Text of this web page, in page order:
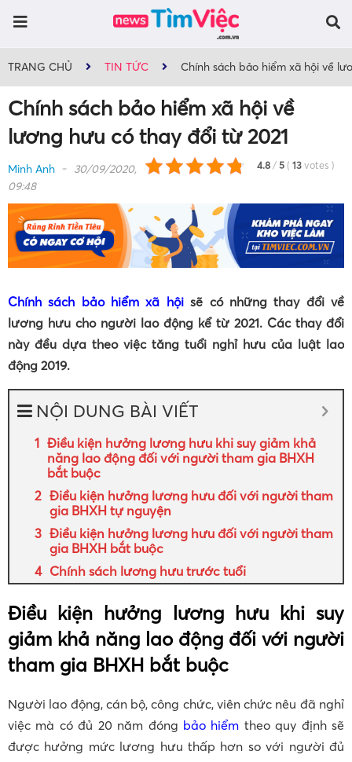
TRANG CHỦ TIN TỨC Chính sách bảo hiểm xã hội về
Chính sách bảo hiểm xã hội về
lương hưu có thay đổi từ 2021
4.8 / 5 ( 13 votes )
Minh Anh
30/09/2020,
09:48
Chính sách bảo hiểm xã hộisẽ có những thay đổi về
lương hưu cho người lao động kể từ 2021. Các thay đổi
này đều dựa theo việc tăng tuổi nghỉ hưu của luật lao
động 2019.
NỘI DUNG BÀI VIẾT
Điều kiện hưởng lương hưu khi suy giảm khả
năng lao động đối với người tham gia BHXH
bắt buộc
Điều kiện hưởng lương hưu đối với người tham
gia BHXH tự nguyện
Điều kiện hưởng lương hưu đối với người tham
gia BHXH bắt buộc
Chính sách lương hưu trước tuổi
Điều kiện hưởng lương hưu khi suy
giảm khả năng lao động đối với người
tham gia BHXH bắt buộc
Người lao động, cán bộ, công chức, viên chức nêu đã nghỉ
việc mà có đủ 20 năm đóng bảo hiểm theo quy định sẽ
được hưởng mức lương hưu thấp hơn so với người đủ